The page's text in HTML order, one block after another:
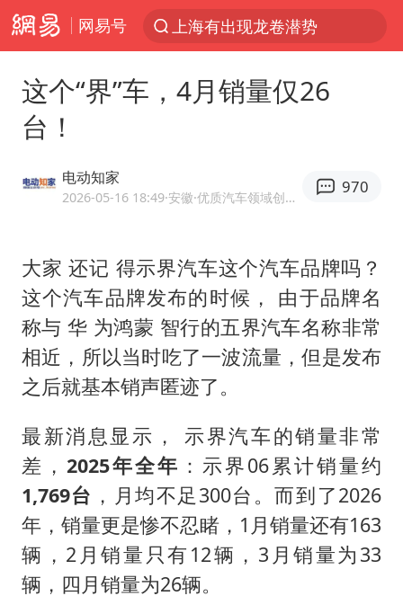
网易号
上门女婿出轨女邻居多年被判重婚罪
2025年小学教师减少13.19万
王艺迪无缘横滨赛决赛
泰国：高度重视中国游客旅游体验
《龙餐馆》 冲奖
蒯曼挺进WTT横滨冠军赛女单四强
以军士兵把枪口对准中国记者
笔试第一被劝弃考涉事副校长被撤职
白海豚5次眼壁置换
这个“界”车，4月销量仅26
台！
电动知家
2026-05-16 18:49·安徽 ·优质汽车领域创作者
970
大家 还记 得示界汽车这个汽车品牌吗？
这个汽车品牌发布的时候， 由于品牌名
称与 华 为鸿蒙 智行的五界汽车名称非常
相近，所以当时吃了一波流量，但是发布
之后就基本销声匿迹了。
最新消息显示， 示界汽车的销量非常
差， 2025年全年 ：示界06累计销量约
1,769台 ，月均不足300台。而到了2026
年，销量更是惨不忍睹，1月销量还有163
辆，2月销量只有12辆，3月销量为33
辆，四月销量为26辆。